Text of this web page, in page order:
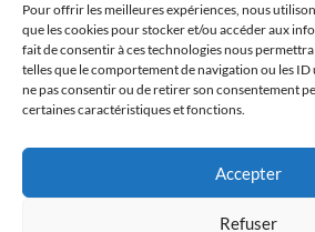
Pour offrir les meilleures expériences, nous
que les cookies pour stocker et/ou accéder aux
fait de consentir à ces technologies nous
telles que le comportement de navigation ou les ID
ne pas consentir ou de retirer son consentement
certaines caractéristiques et fonctions.
Accepter
Refuser
Hébergement : Tambour de Ville
Contact : odidom@gmail.com